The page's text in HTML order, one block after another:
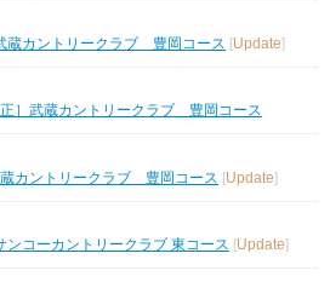
蔵カントリークラブ 豊岡コース [Update]
正］武蔵カントリークラブ 豊岡コース
蔵カントリークラブ 豊岡コース [Update]
ンコーカントリークラブ 東コース [Update]